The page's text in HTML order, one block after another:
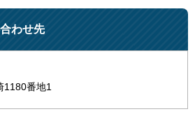
わせ先
1180番地1